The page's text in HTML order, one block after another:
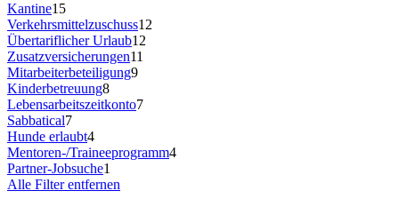
Kantine15
Verkehrsmittelzuschuss12
Übertariflicher Urlaub12
Zusatzversicherungen11
Mitarbeiterbeteiligung9
Kinderbetreuung8
Lebensarbeitszeitkonto7
Sabbatical7
Hunde erlaubt4
Mentoren-/Traineeprogramm4
Partner-Jobsuche1
Alle Filter entfernen